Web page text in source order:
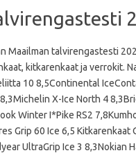
Maailman talvirengastesti
kitkarenkaat ja verrokit.
10 8,5Continental
X-Ice North 4
Winter I*Pike RS2
Grip 60 Ice 6,5
UltraGrip Ice 3 8,3Nokian